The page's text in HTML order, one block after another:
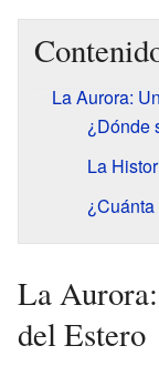
La Aurora:
¿Dónde
La
La
del Estero